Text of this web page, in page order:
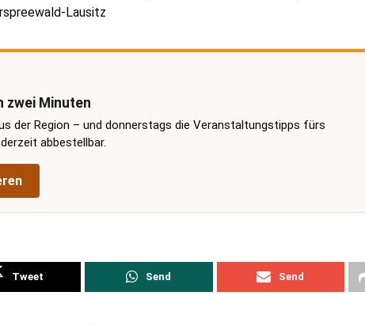
Lausitz
zwei Minuten
der Region – und donnerstags die Veranstaltungstipps fürs
abbestellbar.
Tweet Send Send